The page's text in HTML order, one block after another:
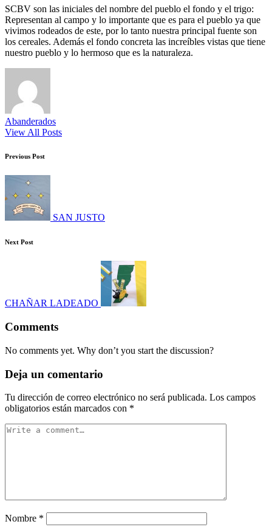
SCBV son las iniciales del nombre del pueblo el fondo y el trigo:
Representan al campo y lo importante que es para el pueblo ya que
vivimos rodeados de este, por lo tanto nuestra principal fuente son
los cereales. Además el fondo concreta las increíbles vistas que tiene
nuestro pueblo y lo hermoso que es la naturaleza.
Abanderados
View All Posts
Post
navigation
Previous Post
SAN JUSTO
Next Post
CHAÑAR LADEADO
Comments
No comments yet. Why don’t you start the discussion?
Deja un comentario
Tu dirección de correo electrónico no será publicada. Los campos
obligatorios están marcados con *
Nombre *